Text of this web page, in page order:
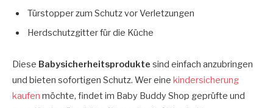
Türstopper zum Schutz vor Verletzungen
Herdschutzgitter für die Küche
Diese Babysicherheitsprodukte sind einfach anzubringen
und bieten sofortigen Schutz. Wer eine kindersicherung
kaufen möchte, findet im Baby Buddy Shop geprüfte und